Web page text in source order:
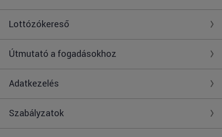
Lottózókereső
Útmutató a fogadásokhoz
Adatkezelés
Szabályzatok